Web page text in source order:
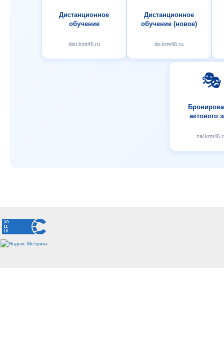
Дистанционное
обучение
dist.kmt46.ru
Дистанционное
обучение (новое)
do.kmt46.ru
🎭
актового